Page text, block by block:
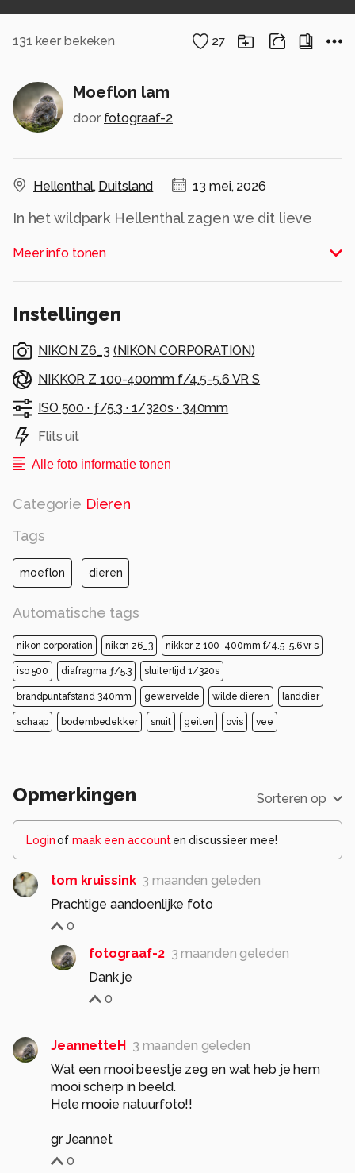
131 keer bekeken 27
Moeflon lam
door fotograaf-2
Hellenthal, Duitsland 13 mei, 2026
In het wildpark Hellenthal zagen we dit lieve
Meer info tonen
Instellingen
NIKON Z6_3 (NIKON CORPORATION)
NIKKOR Z 100-400mm f/4.5-5.6 VR S
ISO 500 · ƒ/5.3 · 1/320s · 340mm
Flits uit
Alle foto informatie tonen
Categorie Dieren
Tags
moeflon dieren
Automatische tags
nikon corporation nikon z6_3 nikkor z 100-400mm f/4.5-5.6 vr s
iso 500 diafragma ƒ/5.3 sluitertijd 1/320s
brandpuntafstand 340mm gewervelde wilde dieren landdier
schaap bodembedekker snuit geiten ovis vee
Opmerkingen Sorteren op
Loginof maak een account en discussieer mee!
tom kruissink 3 maanden geleden
Prachtige aandoenlijke foto
0
fotograaf-2 3 maanden geleden
Dank je
0
JeannetteH 3 maanden geleden
Wat een mooi beestje zeg en wat heb je hem
mooi scherp in beeld.
Hele mooie natuurfoto!!
gr Jeannet
0